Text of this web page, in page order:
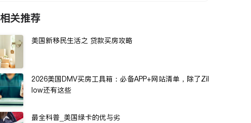
相关推荐
美国新移民生活之 贷款买房攻略
2026美国DMV买房工具箱：必备APP+网站清单，除了Zil
low还有这些
最全科普_美国绿卡的优与劣